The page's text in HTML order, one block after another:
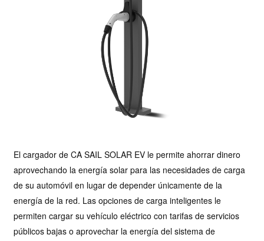
El cargador de CA SAIL SOLAR EV le permite ahorrar dinero
aprovechando la energía solar para las necesidades de carga
de su automóvil en lugar de depender únicamente de la
energía de la red. Las opciones de carga inteligentes le
permiten cargar su vehículo eléctrico con tarifas de servicios
públicos bajas o aprovechar la energía del sistema de